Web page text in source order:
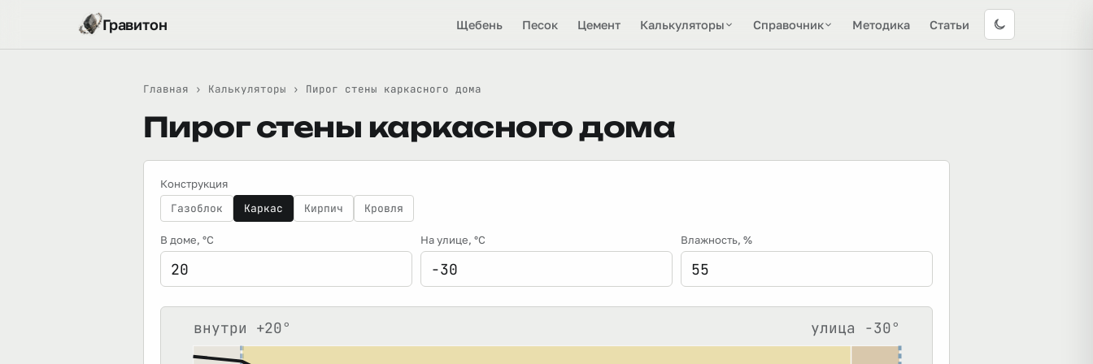
Гравитон Щебень Песок Цемент Калькуляторы Справочник Методика Статьи
Главная › Калькуляторы › Пирог стены каркасного дома
Пирог стены каркасного дома
Конструкция
Газоблок Каркас Кирпич Кровля
В доме, °C На улице, °C Влажность, %
внутри +20° улица -30°